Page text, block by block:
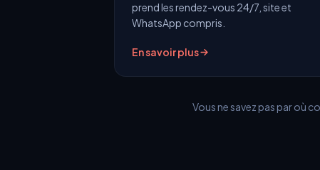
prend les rendez-vous 24/7, site et
WhatsApp compris.
En savoir plus
Vous ne savez pas par où